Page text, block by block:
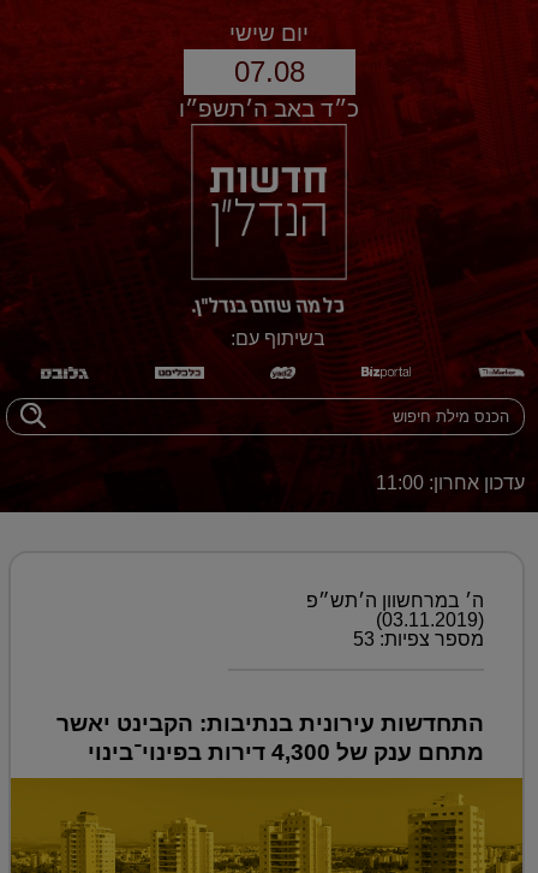
יום שישי
07.08
כ״ד באב ה׳תשפ״ו
בשיתוף עם:
עדכון אחרון: 11:00
ה׳ במרחשוון ה׳תש״פ
(03.11.2019)
מספר צפיות: 53
התחדשות עירונית בנתיבות: הקבינט יאשר
מתחם ענק של 4,300 דירות בפינוי־בינוי